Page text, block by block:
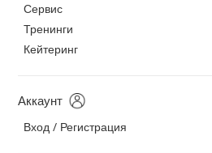
Сервис
Тренинги
Кейтеринг
Аккаунт
Вход / Регистрация